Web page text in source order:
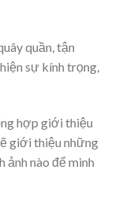
quần, tận
sự kính trọng,
hợp giới thiệu
giới thiệu những
ảnh nào để minh